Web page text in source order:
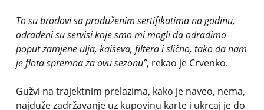
To su brodovi sa produženim sertifikatima na godinu,
odrađeni su servisi koje smo mi mogli da odradimo
poput zamjene ulja, kaiševa, filtera i slično, tako da nam
je flota spremna za ovu sezonu”, rekao je Crvenko.
Gužvi na trajektnim prelazima, kako je naveo, nema,
najduže zadržavanje uz kupovinu karte i ukrcaj je do